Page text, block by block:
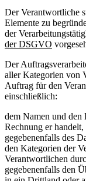
Der Verantwortliche
Elemente zu
der
der DSGVO
Der
aller Kategorien von
Auftrag für den
einschließlich:
dem Namen und den
Rechnung er
gegebenenfalls des
den Kategorien der
Verantwortlichen
gegebenenfalls den